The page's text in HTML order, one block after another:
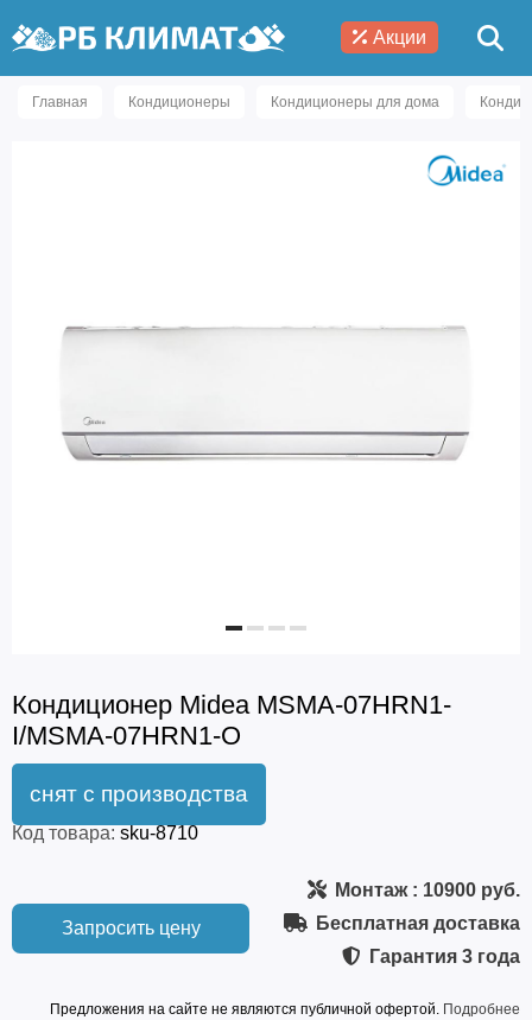
Акции
Главная Кондиционеры Кондиционеры для дома
Кондиционер Midea MSMA-07HRN1-
I/MSMA-07HRN1-O
Код товара: sku-8710
Запросить цену
Монтаж: 10900 руб.
Бесплатная доставка
Гарантия 3 года
Предложения на сайте не являются публичной офертой. Подробнее